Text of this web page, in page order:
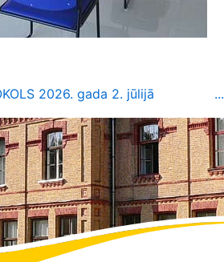
2026. gada 2. jūlijā ...